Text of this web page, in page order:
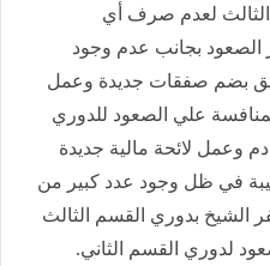
لعدم صرف أي
الصعود بجانب عدم وجود
بضم صفقات جديدة وعمل
علي الصعود للدوري
وعمل لائحة مالية جديدة
طيبة في ظل وجود عدد كبير من
الشيخ بدوري القسم الثالث
لدوري القسم الثاني.